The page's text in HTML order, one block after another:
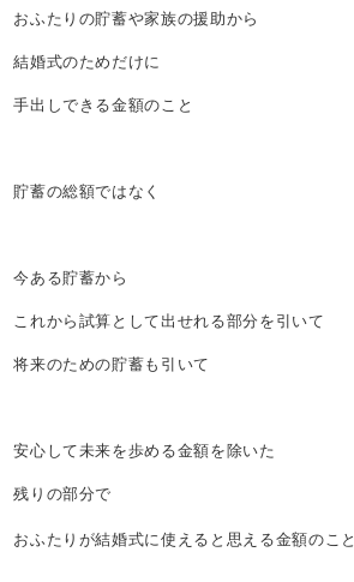
おふたりの貯蓄や家族の援助から
結婚式のためだけに
手出しできる金額のこと
貯蓄の総額ではなく
今ある貯蓄から
これから試算として出せれる部分を引いて
将来のための貯蓄も引いて
安心して未来を歩める金額を除いた
残りの部分で
おふたりが結婚式に使えると思える金額のこと